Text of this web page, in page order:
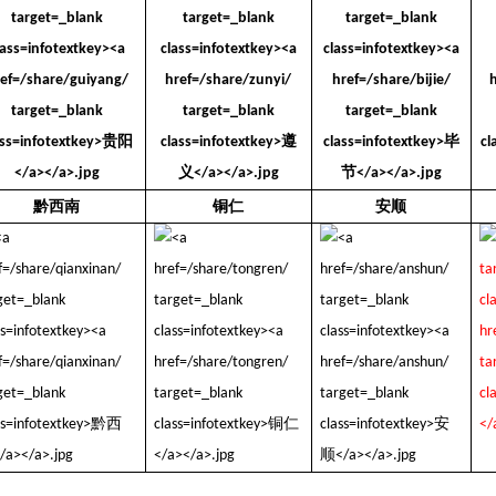
黔西南 铜仁 安顺